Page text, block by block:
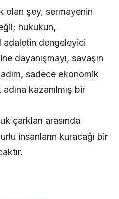
olan şey, sermayenin
hukukun,
adaletin dengeleyici
dayanışmayı, savaşın
sadece ekonomik
kazanılmış bir
çarkları arasında
insanların kuracağı bir